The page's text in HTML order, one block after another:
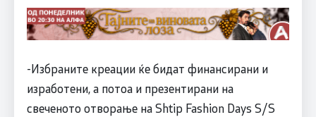
-Избраните креации ќе бидат финансирани и
изработени, а потоа и презентирани на
свеченото отворање на Shtip Fashion Days S/S